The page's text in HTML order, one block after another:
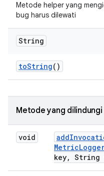
Metode helper yang
bug harus dilewati
String
toString()
Metode yang dilindungi
void add
Metric
key, String